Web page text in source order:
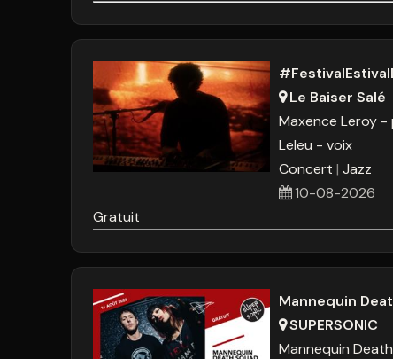
Le Baiser Salé
Maxence Leroy -
Leleu - voix
Concert Jazz
10-08-2026
Gratuit
Mannequin
SUPERSONIC
Mannequin